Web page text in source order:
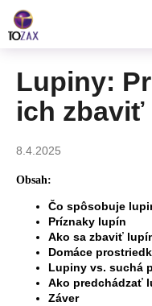
obsah
Lupiny:
ich zbaviť
8.4.2025
Obsah:
Čo spôsobuje
Príznaky lupín
Ako sa zbaviť
Domáce
Lupiny vs. suchá
Ako predchádzať
Záver
o
Č
o
o
t